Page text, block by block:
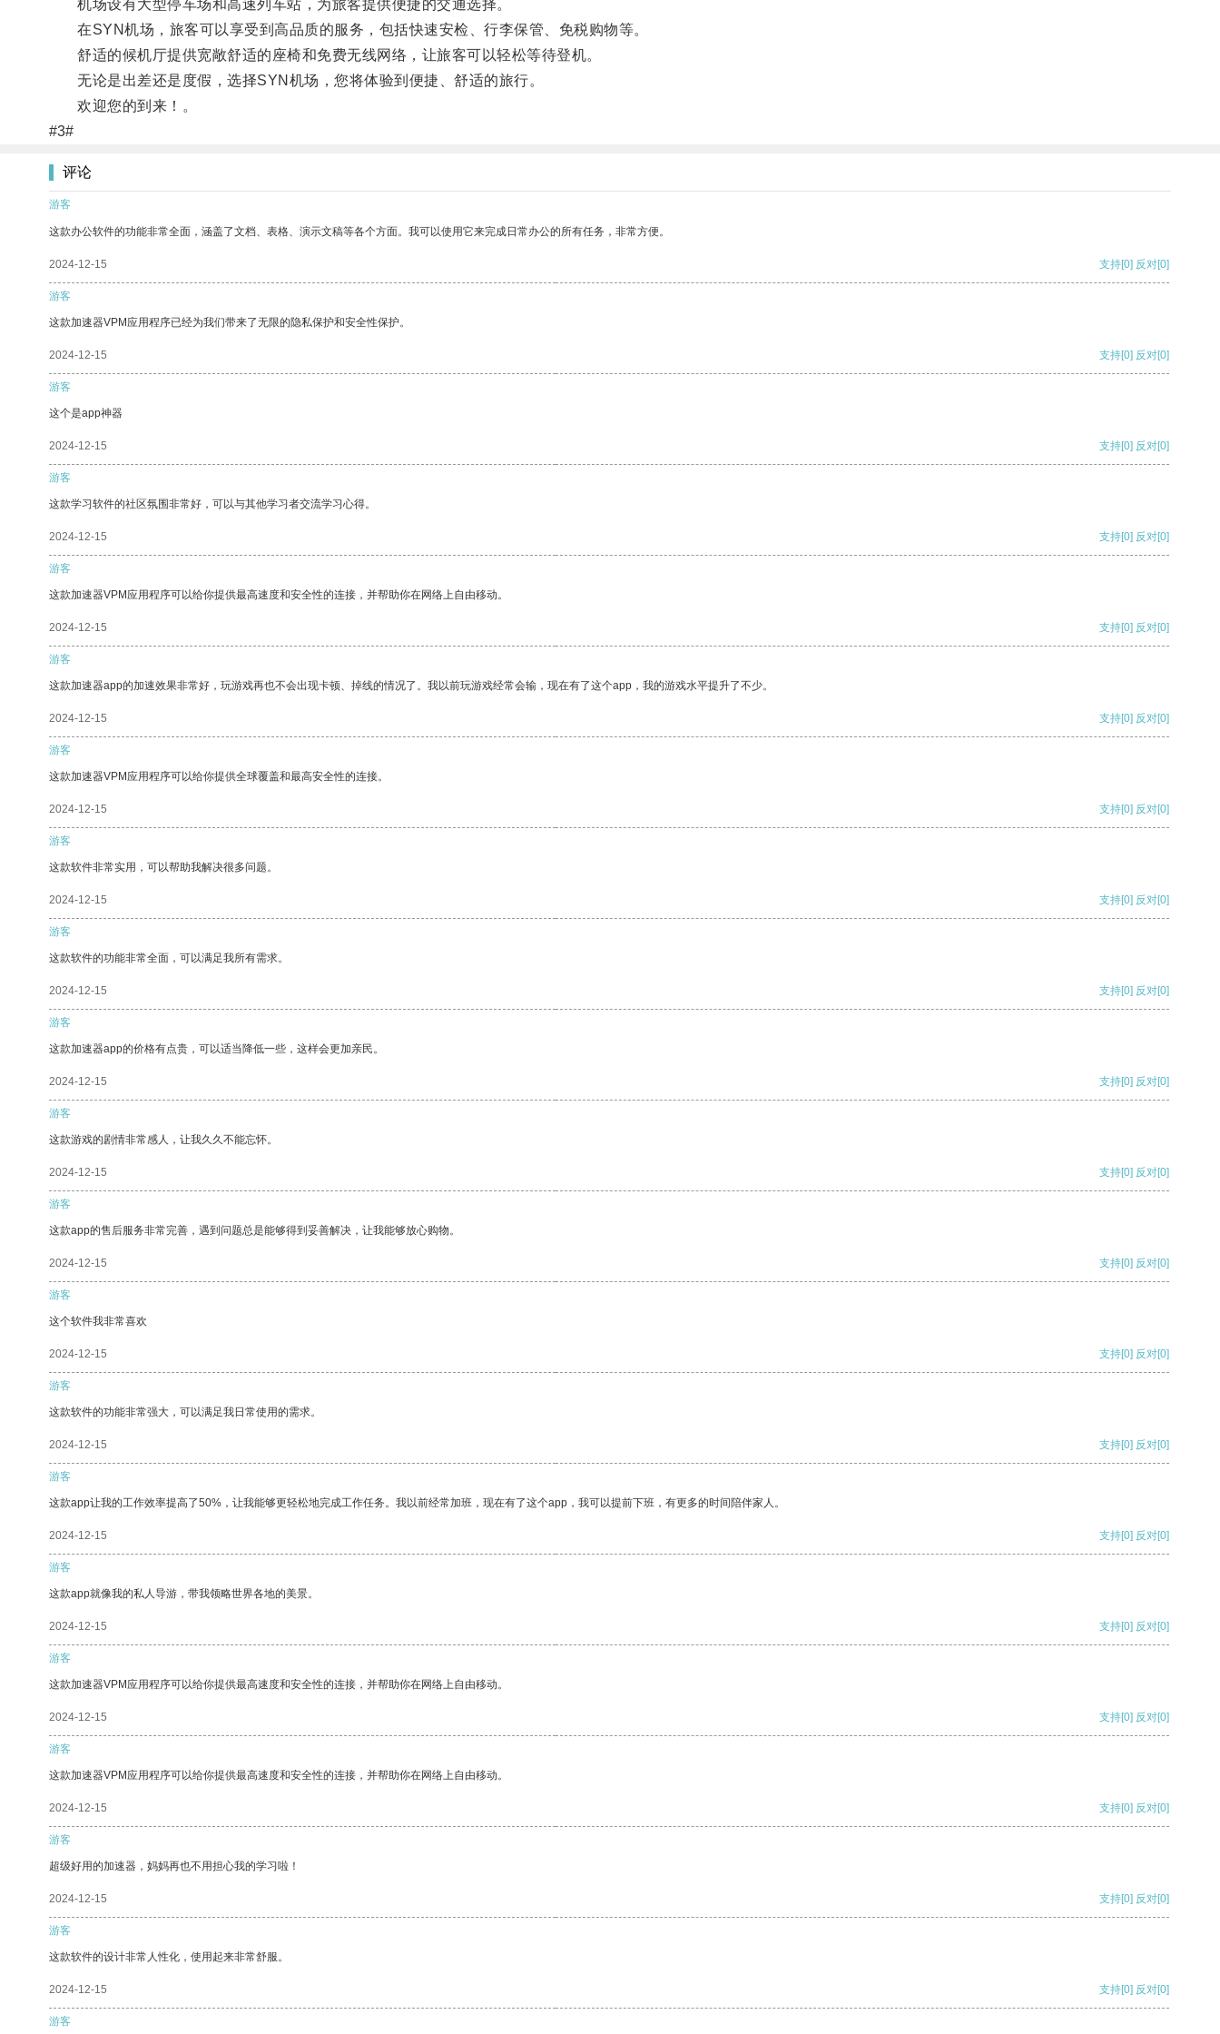
机场设有大型停车场和高速列车站，为旅客提供便捷的交通选择。
在SYN机场，旅客可以享受到高品质的服务，包括快速安检、行李保管、免税购物等。
舒适的候机厅提供宽敞舒适的座椅和免费无线网络，让旅客可以轻松等待登机。
无论是出差还是度假，选择SYN机场，您将体验到便捷、舒适的旅行。
欢迎您的到来！。
#3#
评论
游客
这款办公软件的功能非常全面，涵盖了文档、表格、演示文稿等各个方面。我可以使用它来完成日常办公的所有任务，非常方便。
2024-12-15 支持[0] 反对[0]
游客
这款加速器VPM应用程序已经为我们带来了无限的隐私保护和安全性保护。
2024-12-15 支持[0] 反对[0]
游客
这个是app神器
2024-12-15 支持[0] 反对[0]
游客
这款学习软件的社区氛围非常好，可以与其他学习者交流学习心得。
2024-12-15 支持[0] 反对[0]
游客
这款加速器VPM应用程序可以给你提供最高速度和安全性的连接，并帮助你在网络上自由移动。
2024-12-15 支持[0] 反对[0]
游客
这款加速器app的加速效果非常好，玩游戏再也不会出现卡顿、掉线的情况了。我以前玩游戏经常会输，现在有了这个app，我的游戏水平提升了不少。
2024-12-15 支持[0] 反对[0]
游客
这款加速器VPM应用程序可以给你提供全球覆盖和最高安全性的连接。
2024-12-15 支持[0] 反对[0]
游客
这款软件非常实用，可以帮助我解决很多问题。
2024-12-15 支持[0] 反对[0]
游客
这款软件的功能非常全面，可以满足我所有需求。
2024-12-15 支持[0] 反对[0]
游客
这款加速器app的价格有点贵，可以适当降低一些，这样会更加亲民。
2024-12-15 支持[0] 反对[0]
游客
这款游戏的剧情非常感人，让我久久不能忘怀。
2024-12-15 支持[0] 反对[0]
游客
这款app的售后服务非常完善，遇到问题总是能够得到妥善解决，让我能够放心购物。
2024-12-15 支持[0] 反对[0]
游客
这个软件我非常喜欢
2024-12-15 支持[0] 反对[0]
游客
这款软件的功能非常强大，可以满足我日常使用的需求。
2024-12-15 支持[0] 反对[0]
游客
这款app让我的工作效率提高了50%，让我能够更轻松地完成工作任务。我以前经常加班，现在有了这个app，我可以提前下班，有更多的时间陪伴家人。
2024-12-15 支持[0] 反对[0]
游客
这款app就像我的私人导游，带我领略世界各地的美景。
2024-12-15 支持[0] 反对[0]
游客
这款加速器VPM应用程序可以给你提供最高速度和安全性的连接，并帮助你在网络上自由移动。
2024-12-15 支持[0] 反对[0]
游客
这款加速器VPM应用程序可以给你提供最高速度和安全性的连接，并帮助你在网络上自由移动。
2024-12-15 支持[0] 反对[0]
游客
超级好用的加速器，妈妈再也不用担心我的学习啦！
2024-12-15 支持[0] 反对[0]
游客
这款软件的设计非常人性化，使用起来非常舒服。
2024-12-15 支持[0] 反对[0]
游客